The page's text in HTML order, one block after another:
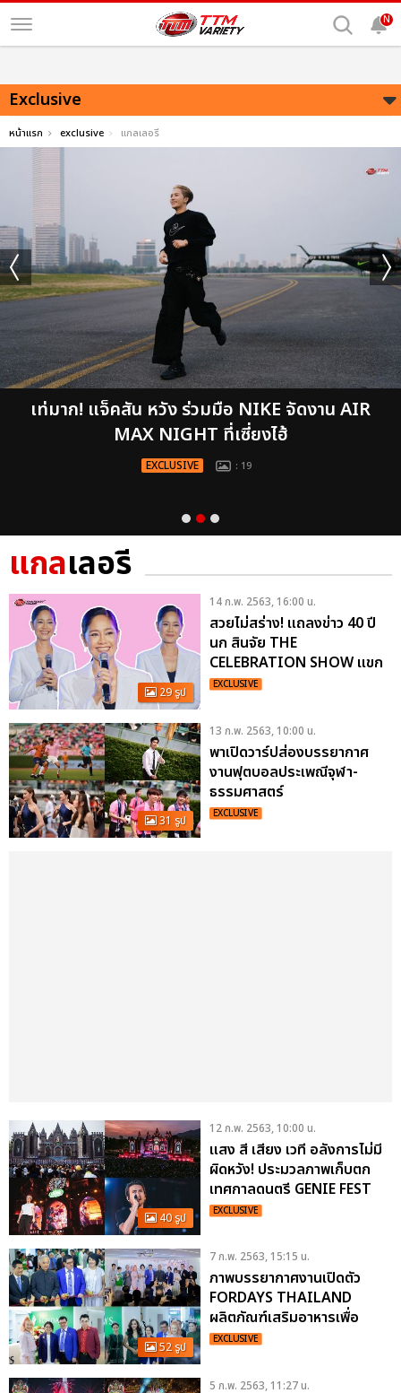
N
Exclusive
หน้าแรก exclusive แกลเลอรี
เท่มาก! แจ็คสัน หวัง ร่วมมือ NIKE จัดงาน AIR
MAX NIGHT ที่เซี่ยงไฮ้
EXCLUSIVE : 19
แกลเลอรี
29 รูป
14 ก.พ. 2563, 16:00 น.
สวยไม่สร่าง! แถลงข่าว 40 ปี
นก สินจัย THE
CELEBRATION SHOW แขก
รับเชิญเพียบ
EXCLUSIVE
31 รูป
13 ก.พ. 2563, 10:00 น.
พาเปิดวาร์ปส่องบรรยากาศ
งานฟุตบอลประเพณีจุฬา-
ธรรมศาสตร์
EXCLUSIVE
40 รูป
12 ก.พ. 2563, 10:00 น.
แสง สี เสียง เวที อลังการไม่มี
ผิดหวัง! ประมวลภาพเก็บตก
เทศกาลดนตรี GENIE FEST
2020
EXCLUSIVE
52 รูป
7 ก.พ. 2563, 15:15 น.
ภาพบรรยากาศงานเปิดตัว
FORDAYS THAILAND
ผลิตภัณฑ์เสริมอาหารเพื่อ
สุขภาพและบำรุงผิวนำเข้าจาก
EXCLUSIVE
5 ก.พ. 2563, 11:27 น.